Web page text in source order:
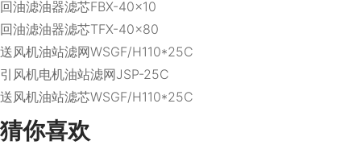
回油滤油器滤芯FBX-40×10
回油滤油器滤芯TFX-40×80
送风机油站滤网WSGF/H110*25C
引风机电机油站滤网JSP-25C
送风机油站滤芯WSGF/H110*25C
猜你喜欢